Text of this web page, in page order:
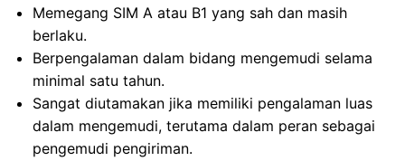
Memegang SIM A atau B1 yang sah dan masih
berlaku.
Berpengalaman dalam bidang mengemudi selama
minimal satu tahun.
Sangat diutamakan jika memiliki pengalaman luas
dalam mengemudi, terutama dalam peran sebagai
pengemudi pengiriman.